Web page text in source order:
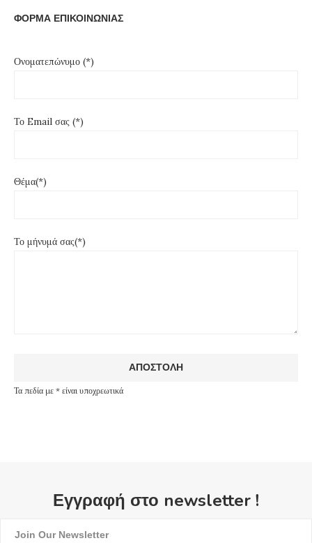
ΦΟΡΜΑ ΕΠΙΚΟΙΝΩΝΙΑΣ
Ονοματεπώνυμο (*)
Το Email σας (*)
Θέμα(*)
Το μήνυμά σας(*)
Τα πεδία με * είναι υποχρεωτικά
Εγγραφή στο newsletter !
Join Our Newsletter